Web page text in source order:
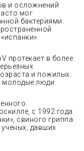
и осложнений
мог
бактериями.
протекает в более
и пожилых.
молодые люди.
с 1992 года
свиного гриппа
давших